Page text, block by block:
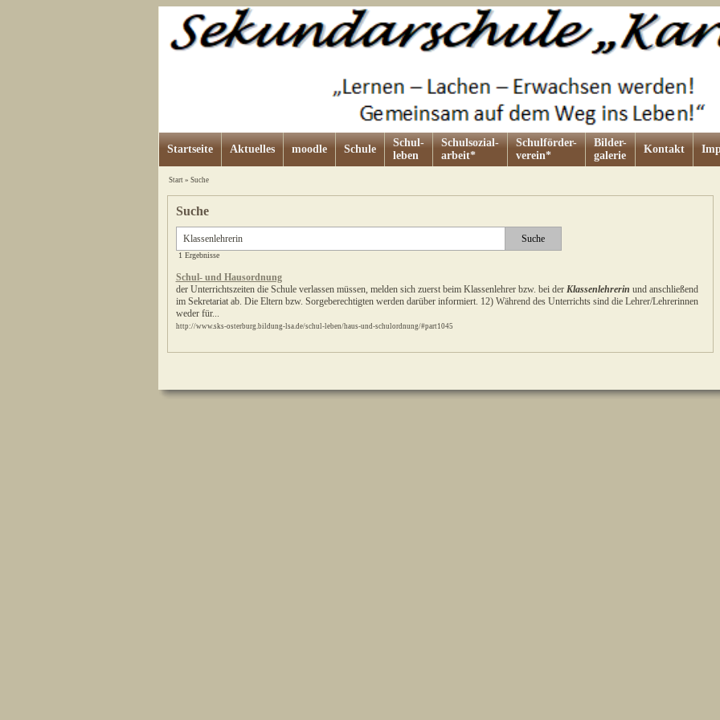
Startseite Aktuelles moodle Schule
Schul-
leben
Schulsozial-
arbeit*
Schulförder-
verein*
Bilder-
galerie
Kontakt
Start» Suche
Suche
1 Ergebnisse
Schul- und Hausordnung
der Unterrichtszeiten die Schule verlassen müssen, melden sich zuerst beim Klassenlehrer bzw. bei der Klassenlehrerin und anschließend
im Sekretariat ab. Die Eltern bzw. Sorgeberechtigten werden darüber informiert. 12) Während des Unterrichts sind die Lehrer/Lehrerinnen
weder für...
http://www.sks-osterburg.bildung-lsa.de/schul-leben/haus-und-schulordnung/#part1045